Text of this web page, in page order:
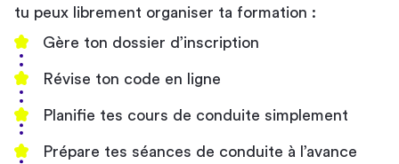
tu peux librement organiser ta formation :
Gère ton dossier d’inscription
Révise ton code en ligne
Planifie tes cours de conduite simplement
Prépare tes séances de conduite à l’avance